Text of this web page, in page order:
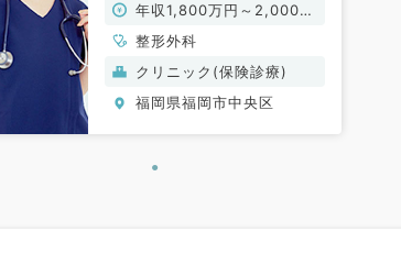
外科／常勤）
年収1,800万円～2,000万
円
整形外科
クリニック(保険診療)
福岡県福岡市中央区